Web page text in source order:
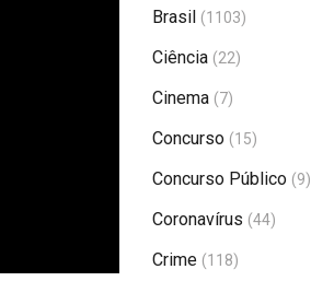
Brasil (1103)
Ciência (22)
Cinema (7)
Concurso (15)
Concurso Público (9)
Coronavírus (44)
Crime (118)